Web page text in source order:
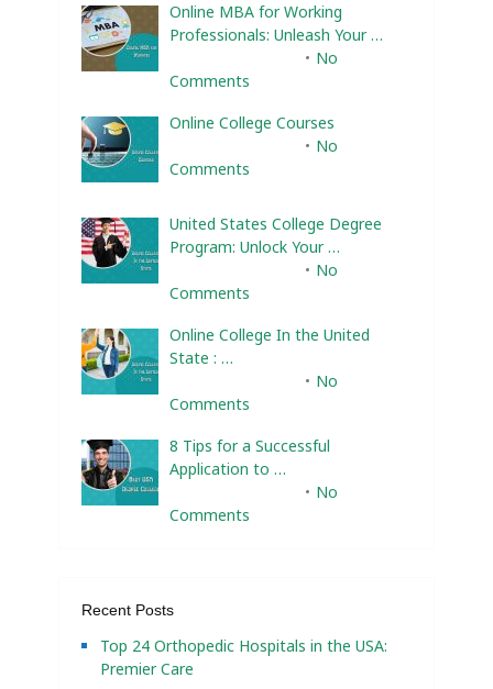
Online MBA for Working
Professionals: Unleash Your …
No
Comments
Online College Courses
No
Comments
United States College Degree
Program: Unlock Your …
No
Comments
Online College In the United
State : …
No
Comments
8 Tips for a Successful
Application to …
No
Comments
Recent Posts
Top 24 Orthopedic Hospitals in the USA:
Premier Care